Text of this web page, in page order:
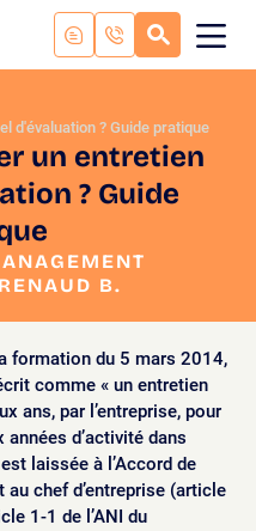
d'évaluation ? Guide pratique
un entretien
? Guide
B.
formation du 5 mars 2014,
comme « un entretien
ans, par l’entreprise, pour
d’activité dans
laissée à l’Accord de
au chef d’entreprise (article
1-1 de l’ANI du